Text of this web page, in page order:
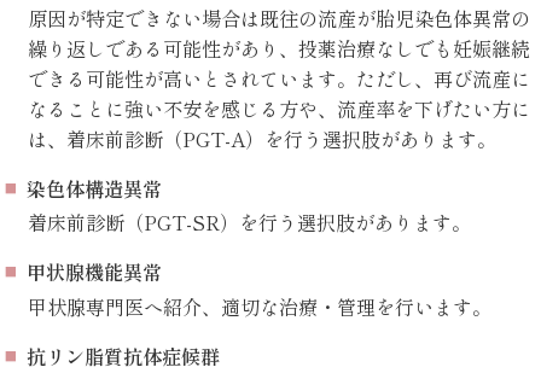
原因が特定できない場合は既往の流産が胎児染色体異常の
繰り返しである可能性があり、投薬治療なしでも妊娠継続
できる可能性が高いとされています。ただし、再び流産に
なることに強い不安を感じる方や、流産率を下げたい方に
は、着床前診断（PGT-A）を行う選択肢があります。
染色体構造異常
着床前診断（PGT-SR）を行う選択肢があります。
甲状腺機能異常
甲状腺専門医へ紹介、適切な治療・管理を行います。
抗リン脂質抗体症候群